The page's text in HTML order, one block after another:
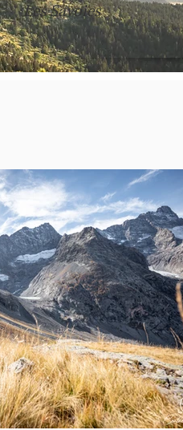
Les Savoies